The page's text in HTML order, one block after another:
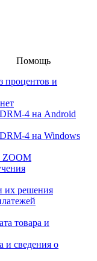
Помощь
процентов и
4 на Android
4 на Windows
ZOOM
их решения
товара и
и сведения о